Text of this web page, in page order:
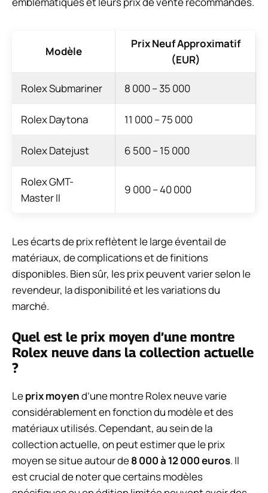
Modèle
Prix Neuf Approximatif
(EUR)
Rolex Submariner 8 000 – 35 000
Rolex Daytona 11 000 – 75 000
Rolex Datejust 6 500 – 15 000
Rolex GMT-
Master II
9 000 – 40 000
Les écarts de prix reflètent le large éventail de
matériaux, de complications et de finitions
disponibles. Bien sûr, les prix peuvent varier selon le
revendeur, la disponibilité et les variations du
marché.
Quel est le prix moyen d’une montre
Rolex neuve dans la collection actuelle
?
Leprix moyend’une montre Rolex neuve varie
considérablement en fonction du modèle et des
matériaux utilisés. Cependant, au sein de la
collection actuelle, on peut estimer que le prix
moyen se situe autour de8 000 à 12 000 euros. Il
est crucial de noter que certains modèles